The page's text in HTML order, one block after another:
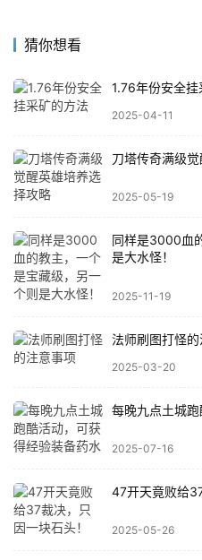
猜你想看
1.76年份安全
2025-04-11
刀塔传奇满级
2025-05-19
同样是3000血
是大水怪！
2025-11-19
法师刷图打怪
2025-03-20
每晚九点土城
2025-07-16
47开天竟败给
2025-05-26